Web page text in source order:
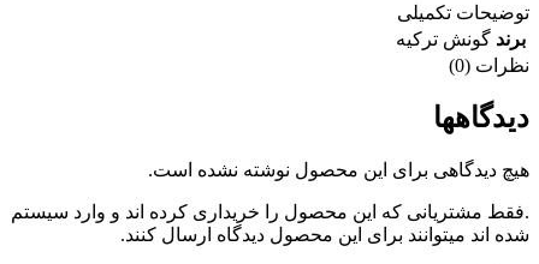
توضیحات تکمیلی
برند گونش ترکیه
نظرات (0)
دیدگاهها
هیچ دیدگاهی برای این محصول نوشته نشده است.
.فقط مشتریانی که این محصول را خریداری کرده اند و وارد سیستم
شده اند میتوانند برای این محصول دیدگاه ارسال کنند.